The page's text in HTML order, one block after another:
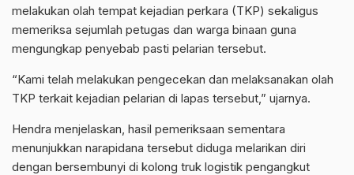
melakukan olah tempat kejadian perkara (TKP) sekaligus
memeriksa sejumlah petugas dan warga binaan guna
mengungkap penyebab pasti pelarian tersebut.
“Kami telah melakukan pengecekan dan melaksanakan olah
TKP terkait kejadian pelarian di lapas tersebut,” ujarnya.
Hendra menjelaskan, hasil pemeriksaan sementara
menunjukkan narapidana tersebut diduga melarikan diri
dengan bersembunyi di kolong truk logistik pengangkut